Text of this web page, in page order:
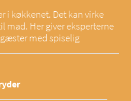
i køkkenet. Det kan virke
mad. Her giver eksperterne
med spiselig